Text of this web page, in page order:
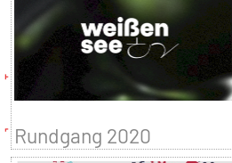
Rundgang 2020